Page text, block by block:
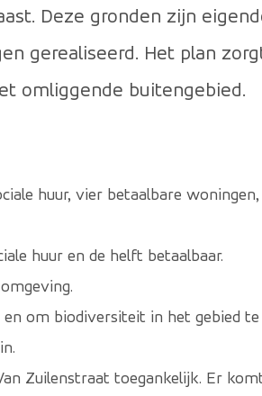
Deze gronden zijn
gerealiseerd. Het plan
omliggende buitengebied.
huur, vier betaalbare
huur en de helft betaalbaar.
om biodiversiteit in het gebied
Zuilenstraat toegankelijk. Er